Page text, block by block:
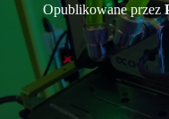
Opublikowane przez